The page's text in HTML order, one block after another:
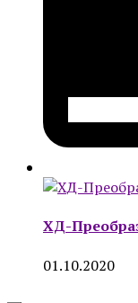
ХД-
01.10.2020